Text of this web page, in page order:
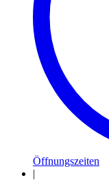
Öffnungszeiten
|